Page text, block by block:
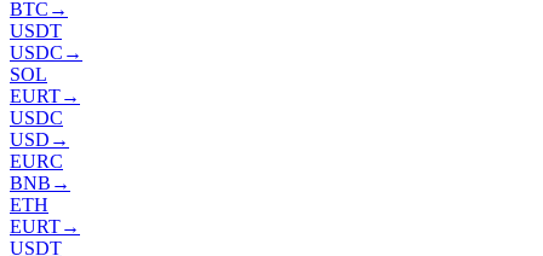
BTC →
USDT
USDC →
SOL
EURT→
USDC
USD →
EURC
BNB →
ETH
EURT→
USDT